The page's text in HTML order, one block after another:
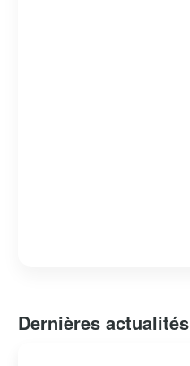
Dernières actualités